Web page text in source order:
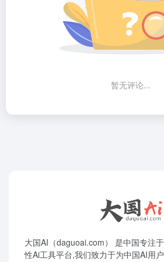
暂无评论...
大国AI（daguoai.com） 是中国专注
性Ai工具平台,我们致力于为中国AI用